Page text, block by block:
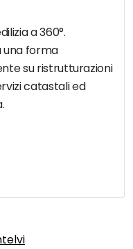
a 360°.
una forma
su ristrutturazioni
catastali ed